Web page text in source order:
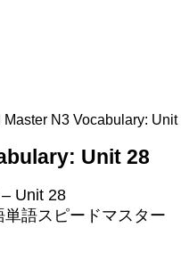
Master N3 Vocabulary: Unit
Unit 28
Unit 28
単語スピードマスター